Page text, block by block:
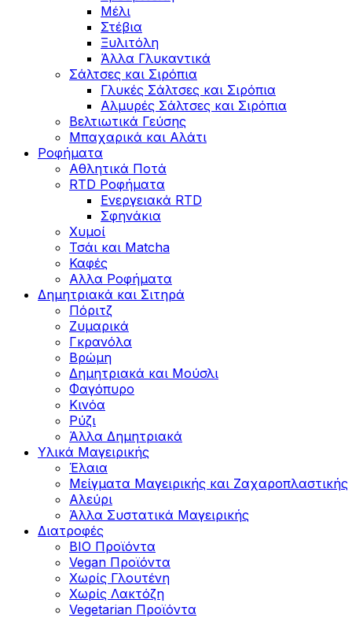
Μέλι
Στέβια
Ξυλιτόλη
Άλλα Γλυκαντικά
Σάλτσες και Σιρόπια
Γλυκές Σάλτσες και Σιρόπια
Αλμυρές Σάλτσες και Σιρόπια
Bελτιωτικά Γεύσης
Μπαχαρικά και Αλάτι
Ροφήματα
Αθλητικά Ποτά
RTD Ροφήματα
Ενεργειακά RTD
Σφηνάκια
Χυμοί
Τσάι και Matcha
Καφές
Αλλα Ροφήματα
Δημητριακά και Σιτηρά
Πόριτζ
Ζυμαρικά
Γκρανόλα
Βρώμη
Δημητριακά και Μούσλι
Φαγόπυρο
Κινόα
Ρύζι
Άλλα Δημητριακά
Υλικά Μαγειρικής
Έλαια
Μείγματα Μαγειρικής και Ζαχαροπλαστικής
Αλεύρι
Άλλα Συστατικά Μαγειρικής
Διατροφές
BIO Προϊόντα
Vegan Προϊόντα
Χωρίς Γλουτένη
Χωρίς Λακτόζη
Vegetarian Προϊόντα